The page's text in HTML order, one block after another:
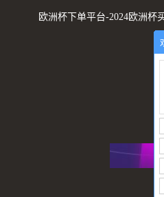
欧洲杯下单平台-2024欧洲杯